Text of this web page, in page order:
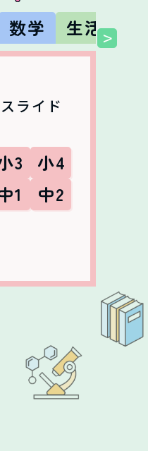
数学 生活>
ライド
3
小4
1
中2